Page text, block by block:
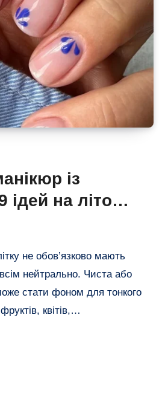
із
ідей на літо
не обов’язково мають
нейтрально. Чиста або
стати фоном для тонкого
квітів,…